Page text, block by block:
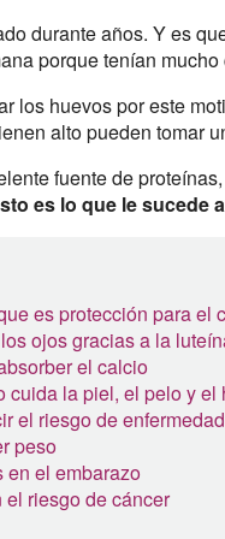
durante años. Y es
porque tenían mucho
los huevos por este
alto pueden tomar
fuente de
es lo que le sucede
es protección para el
ojos gracias a la
el calcio
cuida la piel, el pelo y el
el riesgo de
peso
en el embarazo
riesgo de cáncer